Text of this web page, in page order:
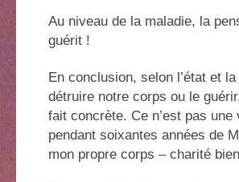
Au niveau de la maladie, la
guérit !
En conclusion, selon l’état et
détruire notre corps ou le
fait concrète. Ce n’est pas une
pendant soixantes années de
mon propre corps – charité